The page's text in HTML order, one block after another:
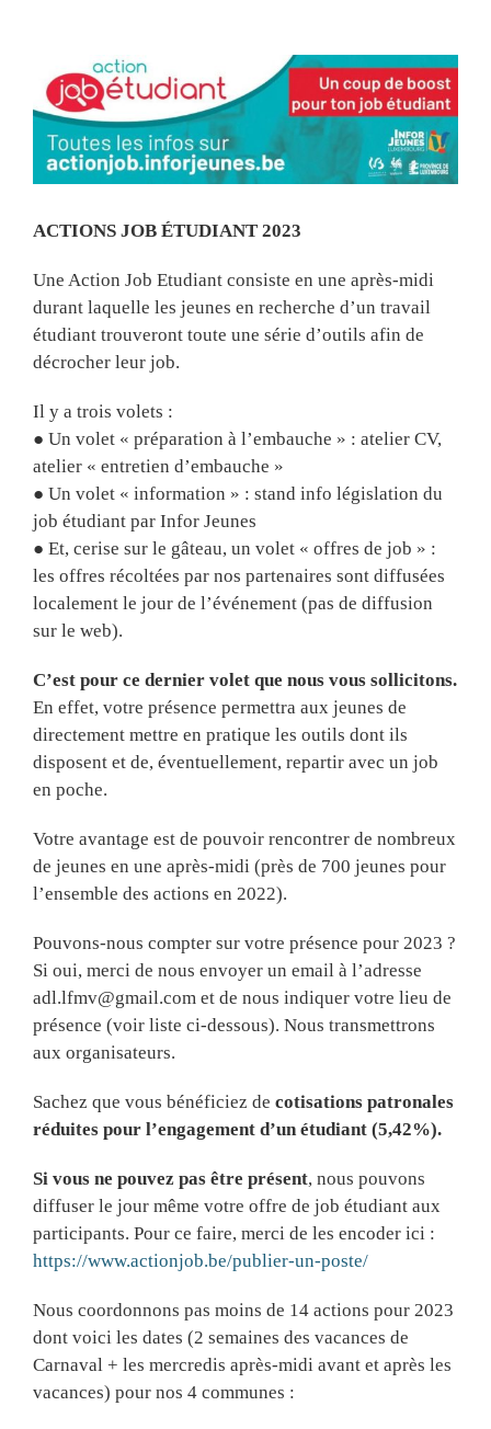
Larger
Image
ACTIONS JOB ÉTUDIANT 2023
Une Action Job Etudiant consiste en une après-midi
durant laquelle les jeunes en recherche d’un travail
étudiant trouveront toute une série d’outils afin de
décrocher leur job.
Il y a trois volets :
● Un volet « préparation à l’embauche » : atelier CV,
atelier « entretien d’embauche »
● Un volet « information » : stand info législation du
job étudiant par Infor Jeunes
● Et, cerise sur le gâteau, un volet « offres de job » :
les offres récoltées par nos partenaires sont diffusées
localement le jour de l’événement (pas de diffusion
sur le web).
C’est pour ce dernier volet que nous vous sollicitons.
En effet, votre présence permettra aux jeunes de
directement mettre en pratique les outils dont ils
disposent et de, éventuellement, repartir avec un job
en poche.
Votre avantage est de pouvoir rencontrer de nombreux
de jeunes en une après-midi (près de 700 jeunes pour
l’ensemble des actions en 2022).
Pouvons-nous compter sur votre présence pour 2023 ?
Si oui, merci de nous envoyer un email à l’adresse
adl.lfmv@gmail.com et de nous indiquer votre lieu de
présence (voir liste ci-dessous). Nous transmettrons
aux organisateurs.
Sachez que vous bénéficiez de cotisations patronales
réduites pour l’engagement d’un étudiant (5,42%).
Si vous ne pouvez pas être présent, nous pouvons
diffuser le jour même votre offre de job étudiant aux
participants. Pour ce faire, merci de les encoder ici :
https://www.actionjob.be/publier-un-poste/
Nous coordonnons pas moins de 14 actions pour 2023
dont voici les dates (2 semaines des vacances de
Carnaval + les mercredis après-midi avant et après les
vacances) pour nos 4 communes :